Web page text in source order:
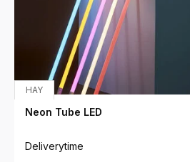
HAY
Neon Tube LED
Deliverytime